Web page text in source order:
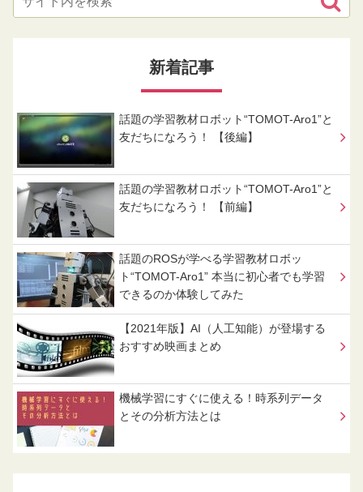
新着記事
話題の学習教材ロボット“TOMOT-Aro1”と
友だちになろう！ 【後編】
話題の学習教材ロボット“TOMOT-Aro1”と
友だちになろう！ 【前編】
話題のROSが学べる学習教材ロボッ
ト“TOMOT-Aro1” 本当に初心者でも学習
できるのか体験してみた
【2021年版】AI（人工知能）が登場する
おすすめ映画まとめ
機械学習にすぐに使える！時系列データ
とその分析方法とは